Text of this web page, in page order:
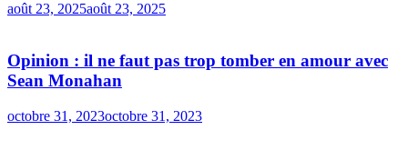
août 23, 2025août 23, 2025
Opinion : il ne faut pas trop tomber en amour avec
Sean Monahan
octobre 31, 2023octobre 31, 2023